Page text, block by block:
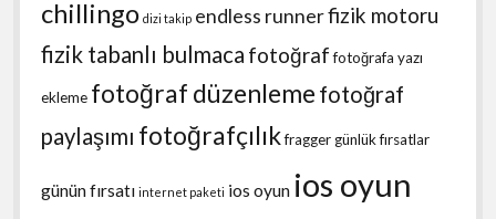
chillingo dizi takip endless runnerfizik motoru
fizik tabanlı bulmaca fotoğraf fotoğrafa yazı
ekleme fotoğraf düzenleme fotoğraf
paylaşımı fotoğrafçılıkfraggergünlük fırsatlar
günün fırsatı internet paketi ios oyun ios oyun